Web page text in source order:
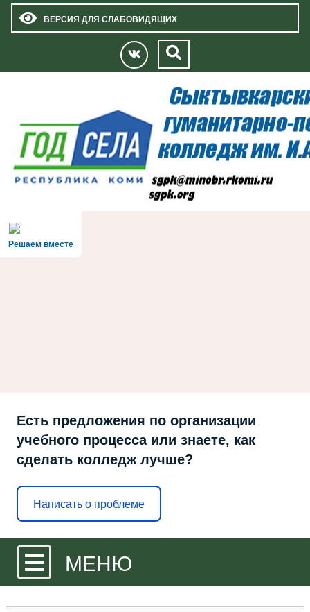
ВЕРСИЯ ДЛЯ СЛАБОВИДЯЩИХ
Решаем вместе
Есть предложения по организации
учебного процесса или знаете, как
сделать колледж лучше?
Написать о проблеме
МЕНЮ